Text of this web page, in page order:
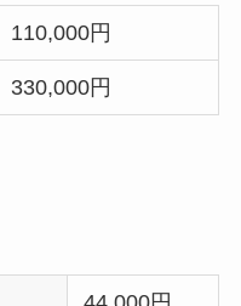
110,000円
330,000円